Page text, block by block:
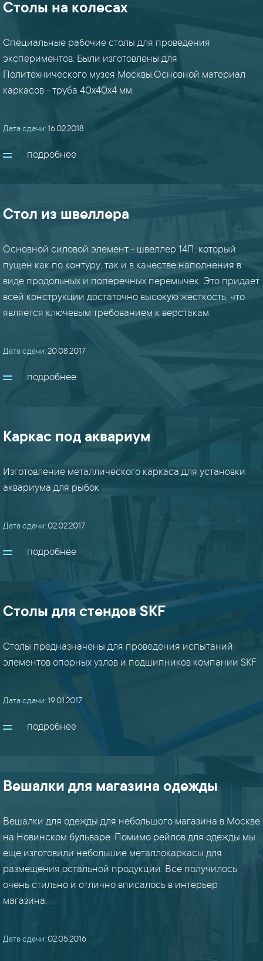
/
(15)
перила
/
плазма
(6)
рамы
(22)
решетки
(5)
(9)
столы
мебель
м/
фермы
кровли
(12)
показать
Столы на колесах
Специальные рабочие столы для проведения
экспериментов. Были изготовлены для
Политехнического музея Москвы.Основной материал
каркасов - труба 40х40х4 мм.
Дата сдачи:16.02.2018
подробнее
Стол из швеллера
Основной силовой элемент - швеллер 14П, который
пущен как по контуру, так и в качестве наполнения в
виде продольных и поперечных перемычек. Это придает
всей конструкции достаточно высокую жесткость, что
является ключевым требованием к верстакам.
Дата сдачи:20.08.2017
подробнее
Каркас под аквариум
Изготовление металлического каркаса для установки
аквариума для рыбок
Дата сдачи:02.02.2017
подробнее
Столы для стендов SKF
Столы предназначены для проведения испытаний
элементов опорных узлов и подшипников компании SKF
Дата сдачи:19.01.2017
подробнее
Вешалки для магазина одежды
Вешалки для одежды для небольшого магазина в Москве
на Новинском бульваре. Помимо рейлов для одежды мы
еще изготовили небольшие металлокаркасы для
размещения остальной продукции. Все получилось
очень стильно и отлично вписалось в интерьер
магазина.
Дата сдачи:02.05.2016